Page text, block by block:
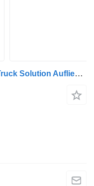
Euromix MTP EuromixMTP HD Truck Solution Auflieger für den Transport von Hol